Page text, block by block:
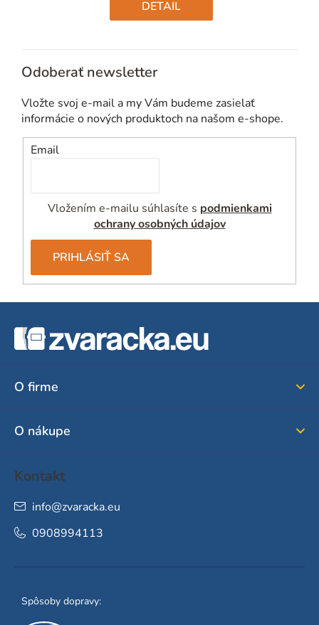
cena:
DETAIL
Odoberať newsletter
Vložte svoj e-mail a my Vám budeme zasielať
informácie o nových produktoch na našom e-shope.
Email
Vložením e-mailu súhlasíte s podmienkami
ochrany osobných údajov
PRIHLÁSIŤ SA
O firme
O nákupe
Kontakt
info@zvaracka.eu
0908994113
Spôsoby dopravy: